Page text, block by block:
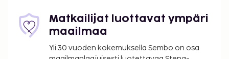
km / 27,1 mi
Lakelandin kansainvälinen lentoasema (LAL) - 57,9
km / 36 mi
Orlando, FL (SFB-Orlando Sanfordin kansainvälinen
Matkailijat luottavat ympäri
maailmaa
Yli 30 vuoden kokemuksella Sembo on osa